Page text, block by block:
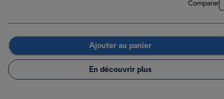
Comparer
Ajouter au panier
En découvrir plus